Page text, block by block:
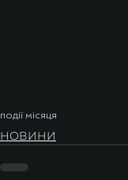
події місяця
НОВИНИ